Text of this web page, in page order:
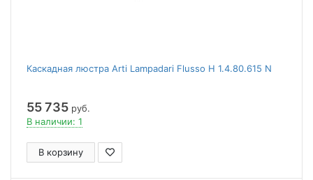
Каскадная люстра Arti Lampadari Flusso H 1.4.80.615 N
55 735 руб.
В наличии: 1
В корзину